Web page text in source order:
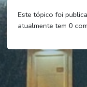
Este tópico foi
atualmente tem 0